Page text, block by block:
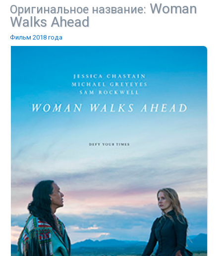
Оригинальное название: Woman
Walks Ahead
Фильм 2018 года